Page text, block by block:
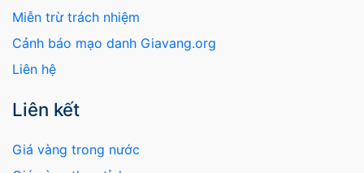
Miễn trừ trách nhiệm
Cảnh báo mạo danh Giavang.org
Liên hệ
Liên kết
Giá vàng trong nước